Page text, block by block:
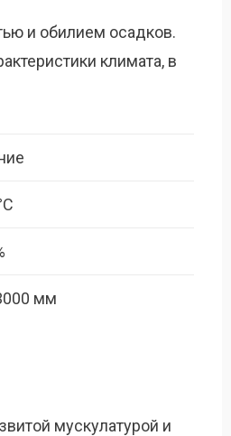
и обилием осадков.
климата, в
мм
мускулатурой и